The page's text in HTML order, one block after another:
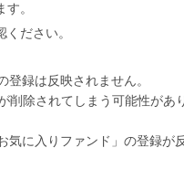
。
ださい。
録は反映されません。
除されてしまう可能性があ
に入りファンド」の登録が